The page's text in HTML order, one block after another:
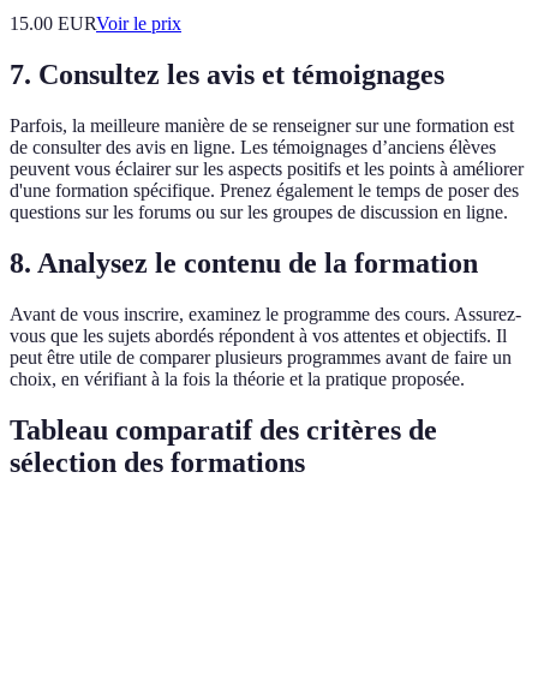
15.00 EURVoir le prix
7. Consultez les avis et témoignages
Parfois, la meilleure manière de se renseigner sur une formation est
de consulter des avis en ligne. Les témoignages d’anciens élèves
peuvent vous éclairer sur les aspects positifs et les points à améliorer
d'une formation spécifique. Prenez également le temps de poser des
questions sur les forums ou sur les groupes de discussion en ligne.
8. Analysez le contenu de la formation
Avant de vous inscrire, examinez le programme des cours. Assurez-
vous que les sujets abordés répondent à vos attentes et objectifs. Il
peut être utile de comparer plusieurs programmes avant de faire un
choix, en vérifiant à la fois la théorie et la pratique proposée.
Tableau comparatif des critères de
sélection des formations